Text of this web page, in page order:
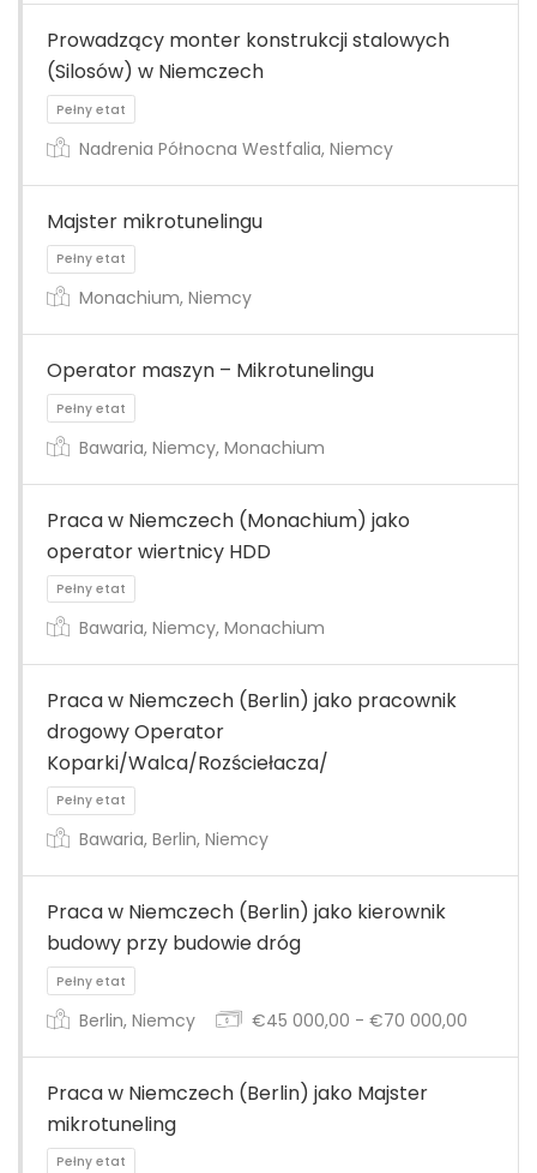
Pełny etat
Prowadzący monter konstrukcji stalowych
(Silosów) w Niemczech
Pełny etat
Nadrenia Północna Westfalia, Niemcy
Majster mikrotunelingu
Pełny etat
Monachium, Niemcy
Operator maszyn – Mikrotunelingu
Pełny etat
Bawaria, Niemcy, Monachium
Praca w Niemczech (Monachium) jako
operator wiertnicy HDD
Pełny etat
Bawaria, Niemcy, Monachium
Praca w Niemczech (Berlin) jako pracownik
drogowy Operator
Koparki/Walca/Rozściełacza/
Bawaria, Berlin, Niemcy
Praca w Niemczech (Berlin) jako kierownik
budowy przy budowie dróg
Berlin, Niemcy €45 000,00 - €70 000,00
Praca w Niemczech (Berlin) jako Majster
mikrotuneling